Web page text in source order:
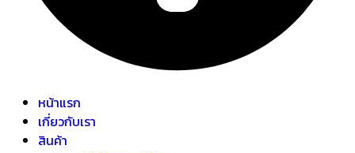
หน้าแรก
เกี่ยวกับเรา
สินค้า